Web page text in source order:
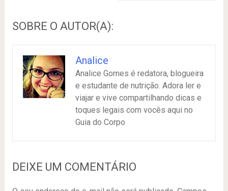
SOBRE O AUTOR(A):
Analice
Analice Gomes é redatora, blogueira
e estudante de nutrição. Adora ler e
viajar e vive compartilhando dicas e
toques legais com vocês aqui no
Guia do Corpo
DEIXE UM COMENTÁRIO